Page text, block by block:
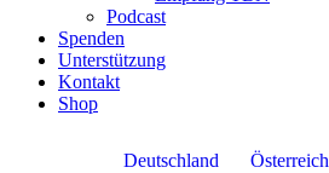
Podcast
Spenden
Unterstützung
Kontakt
Shop
Deutschland Österreich